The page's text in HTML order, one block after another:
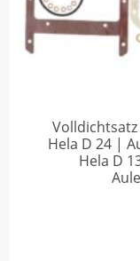
Hela D 24 |
Hela D